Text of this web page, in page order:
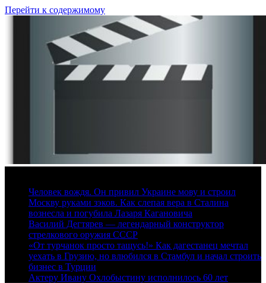
Перейти к содержимому
Человек вождя. Он привил Украине мову и строил
Москву руками зэков. Как слепая вера в Сталина
вознесла и погубила Лазаря Кагановича
Василий Дегтярев — легендарный конструктор
стрелкового оружия СССР
«От турчанок просто тащусь!» Как дагестанец мечтал
уехать в Грузию, но влюбился в Стамбул и начал строить
бизнес в Турции
Актеру Ивану Охлобыстину исполнилось 60 лет